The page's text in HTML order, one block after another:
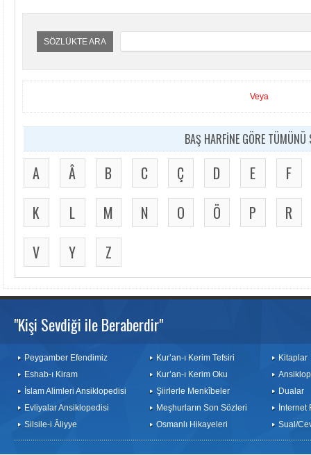
SÖZLÜKTE ARA
Veya
BAŞ HARFİNE GÖRE TÜMÜNÜ
A Â B C Ç D E
F
K
L M N O Ö P
R
V
Y Z
"Kişi Sevdiği ile Beraberdir"
Peygamber Efendimiz
Eshab-ı Kiram
İslam Alimleri Ansiklopedisi
Evliyalar Ansiklopedisi
Silsile-i Âliyye
Kur’an-ı Kerim Tefsiri
Kur’an-ı Kerim Oku
Şiirlerle Menkîbeler
Meşhurların Son Sözleri
Osmanlı Hikayeleri
Kitaplar
Dualar
İnternet
Sual/